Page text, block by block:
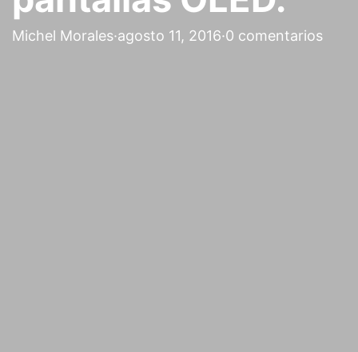
Michel Morales·agosto 11, 2016·0 comentarios